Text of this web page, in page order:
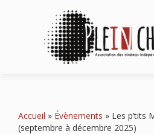
Accueil » Évènements » Les p’tits
(septembre à décembre 2025)